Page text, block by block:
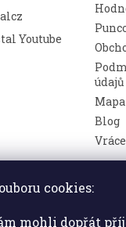
cookies:
mohli dopřát
Youtube
údajů
Blog